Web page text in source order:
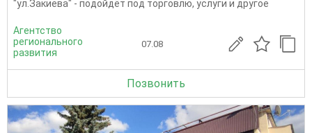
"ул.Закиева" - подойдёт под торговлю, услуги и другое
Агентство
регионального
развития
07.08
Позвонить